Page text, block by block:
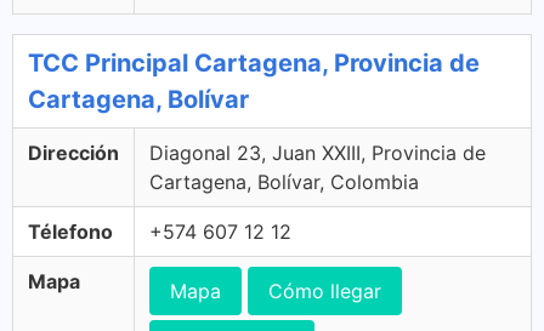
TCC Principal Cartagena, Provincia de
Cartagena, Bolívar
Dirección
Diagonal 23, Juan XXIII, Provincia de
Cartagena, Bolívar, Colombia
Télefono +574 607 12 12
Mapa Mapa Cómo llegar